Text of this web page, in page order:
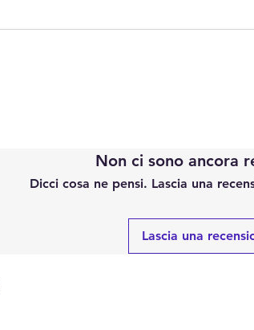
Non ci sono ancora
Dicci cosa ne pensi. Lascia una
Lascia una